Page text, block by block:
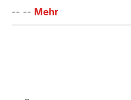
-- -- Mehr